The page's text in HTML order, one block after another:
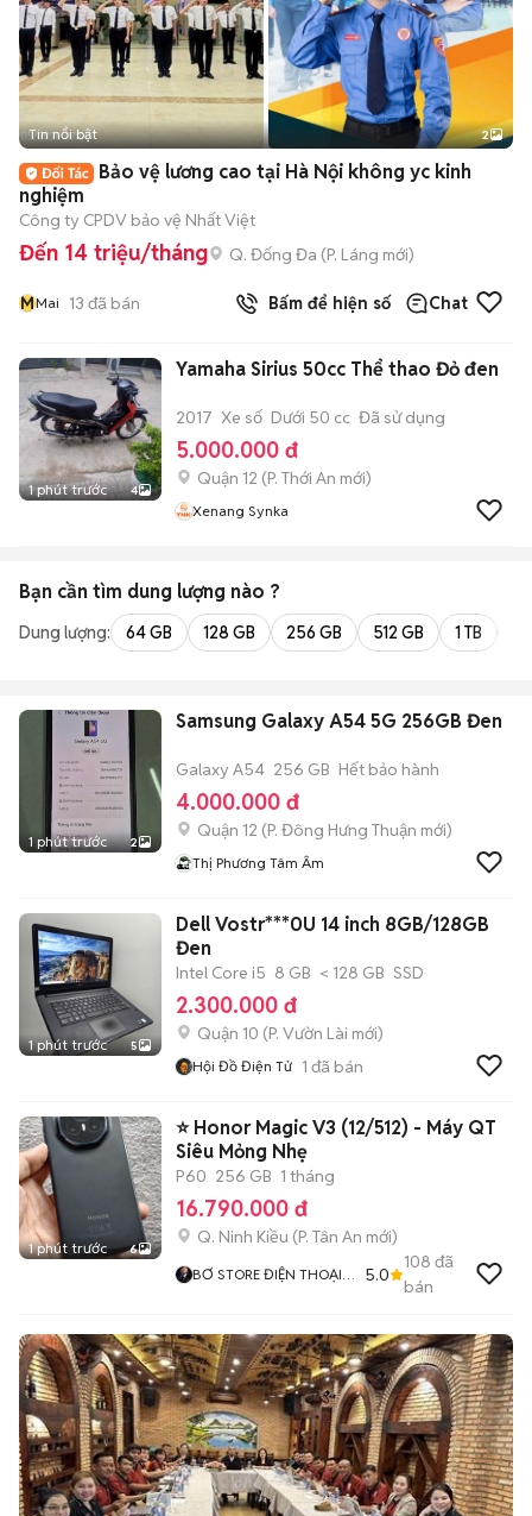
Tin nổi bật 2
Bảo vệ lương cao tại Hà Nội không yc kinh
nghiệm
Công ty CPDV bảo vệ Nhất Việt
Đến 14 triệu/tháng Q. Đống Đa (P. Láng mới)
MMai 13 đã bán Bấm để hiện số Chat
1 phút trước 4
Yamaha Sirius 50cc Thể thao Đỏ đen
2017 Xe số Dưới 50 cc Đã sử dụng
5.000.000 đ
Quận 12 (P. Thới An mới)
Xenang Synka
Bạn cần tìm dung lượng nào ?
Dung lượng: 64 GB 128 GB 256 GB 512 GB 1 TB
1 phút trước 2
Samsung Galaxy A54 5G 256GB Đen
Galaxy A54 256 GB Hết bảo hành
4.000.000 đ
Quận 12 (P. Đông Hưng Thuận mới)
Thị Phương Tâm Âm
1 phút trước 5
Dell Vostr***0U 14 inch 8GB/128GB
Đen
Intel Core i5 8 GB < 128 GB SSD
2.300.000 đ
Quận 10 (P. Vườn Lài mới)
Hội Đồ Điện Tử 1 đã bán
1 phút trước 6
⭐ Honor Magic V3 (12/512) - Máy QT
Siêu Mỏng Nhẹ
P60 256 GB 1 tháng
16.790.000 đ
Q. Ninh Kiều (P. Tân An mới)
BƠ STORE ĐIỆN THOẠI
5.0
108 đã
bán